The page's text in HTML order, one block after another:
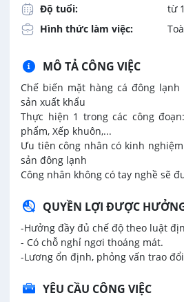
Độ tuổi:
từ
Hình thức làm việc:
MÔ TẢ CÔNG VIỆC
Chế biến mặt hàng cá đông
sản xuất khẩu
Thực hiện 1 trong các công
phẩm, Xếp khuôn,...
Ưu tiên công nhân có kinh
sản đông lạnh
Công nhân không có tay nghề sẽ
QUYỀN LỢI ĐƯỢC
-Hưởng đầy đủ chế độ theo luật
- Có chỗ nghỉ ngơi thoáng mát.
-Lương ổn định, phỏng vấn trao
YÊU CẦU CÔNG VIỆC